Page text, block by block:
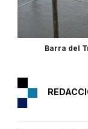
Barra del